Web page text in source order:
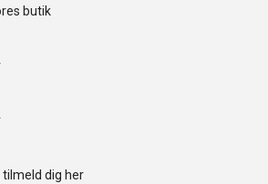
butik
tilmeld dig her